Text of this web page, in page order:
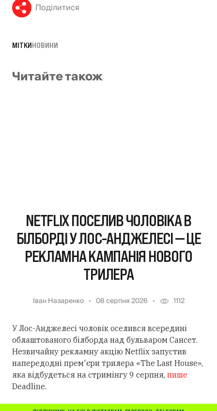
Поділитися
МІТКИНОВИНИ
Читайте також
NETFLIX ПОСЕЛИВ ЧОЛОВІКА В
БІЛБОРДІ У ЛОС-АНДЖЕЛЕСІ — ЦЕ
РЕКЛАМНА КАМПАНІЯ НОВОГО
ТРИЛЕРА
Іван Назаренко 08 серпня 2026 1112
У Лос-Анджелесі чоловік оселився всередині
облаштованого білборда над бульваром Сансет.
Незвичайну рекламну акцію Netflix запустив
напередодні прем'єри трилера «The Last House»,
яка відбудеться на стримінгу 9 серпня, пише
Deadline.